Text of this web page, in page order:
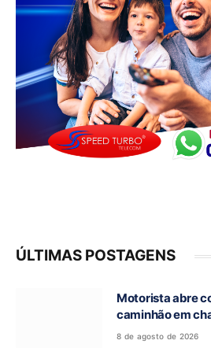
ÚLTIMAS POSTAGENS
Motorista abre
caminhão em
na GO-118, entre
8 de agosto de 2026